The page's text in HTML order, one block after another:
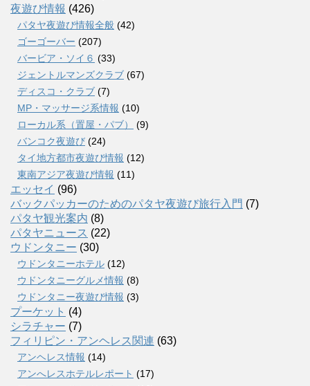
夜遊び情報 (426)
パタヤ夜遊び情報全般 (42)
ゴーゴーバー (207)
バービア・ソイ６ (33)
ジェントルマンズクラブ (67)
ディスコ・クラブ (7)
MP・マッサージ系情報 (10)
ローカル系（置屋・パブ）
(9)
バンコク夜遊び (24)
タイ地方都市夜遊び情報 (12)
東南アジア夜遊び情報 (11)
エッセイ (96)
バックパッカーのためのパタヤ夜遊び旅行入門 (7)
パタヤ観光案内 (8)
パタヤニュース (22)
ウドンタニー (30)
ウドンタニーホテル (12)
ウドンタニーグルメ情報 (8)
ウドンタニー夜遊び情報 (3)
プーケット (4)
シラチャー (7)
フィリピン・アンヘレス関連 (63)
アンヘレス情報 (14)
アンへレスホテルレポート (17)